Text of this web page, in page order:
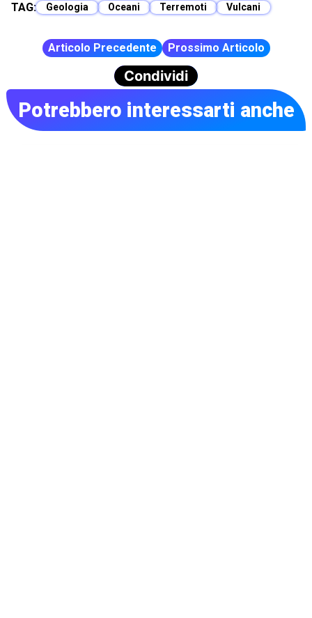
TAG: Geologia Oceani Terremoti Vulcani
Articolo Precedente Prossimo Articolo
Potrebbero interessarti anche
Condividi